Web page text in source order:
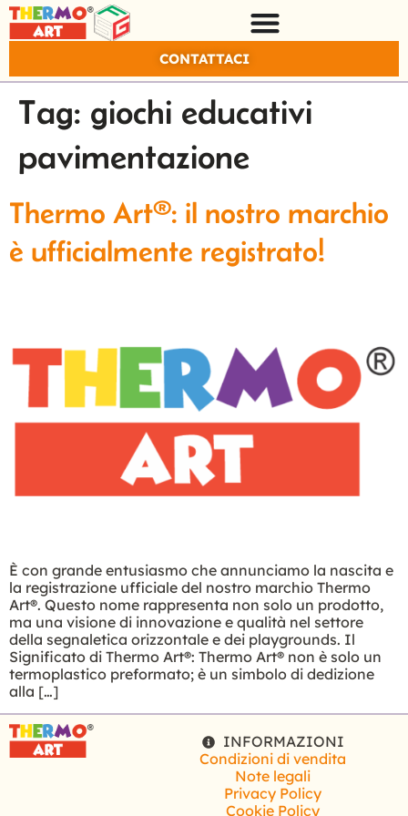
CONTATTACI
Tag: giochi educativi
pavimentazione
Thermo Art®: il nostro marchio
è ufficialmente registrato!
È con grande entusiasmo che annunciamo la nascita e
la registrazione ufficiale del nostro marchio Thermo
Art®. Questo nome rappresenta non solo un prodotto,
ma una visione di innovazione e qualità nel settore
della segnaletica orizzontale e dei playgrounds. Il
Significato di Thermo Art®: Thermo Art® non è solo un
termoplastico preformato; è un simbolo di dedizione
alla […]
INFORMAZIONI
Condizioni di vendita
Note legali
Privacy Policy
Cookie Policy